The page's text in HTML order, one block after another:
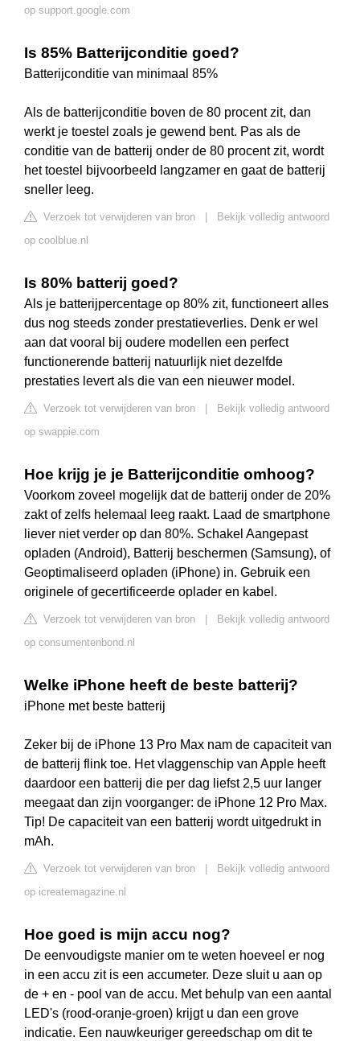
op support.google.com
Is 85% Batterijconditie goed?
Batterijconditie van minimaal 85%
Als de batterijconditie boven de 80 procent zit, dan
werkt je toestel zoals je gewend bent. Pas als de
conditie van de batterij onder de 80 procent zit, wordt
het toestel bijvoorbeeld langzamer en gaat de batterij
sneller leeg.
Verzoek tot verwijderen van bron
Bekijk volledig antwoord
op coolblue.nl
Is 80% batterij goed?
Als je batterijpercentage op 80% zit, functioneert alles
dus nog steeds zonder prestatieverlies. Denk er wel
aan dat vooral bij oudere modellen een perfect
functionerende batterij natuurlijk niet dezelfde
prestaties levert als die van een nieuwer model.
Verzoek tot verwijderen van bron
Bekijk volledig antwoord
op swappie.com
Hoe krijg je je Batterijconditie omhoog?
Voorkom zoveel mogelijk dat de batterij onder de 20%
zakt of zelfs helemaal leeg raakt. Laad de smartphone
liever niet verder op dan 80%. Schakel Aangepast
opladen (Android), Batterij beschermen (Samsung), of
Geoptimaliseerd opladen (iPhone) in. Gebruik een
originele of gecertificeerde oplader en kabel.
Verzoek tot verwijderen van bron
Bekijk volledig antwoord
op consumentenbond.nl
Welke iPhone heeft de beste batterij?
iPhone met beste batterij
Zeker bij de iPhone 13 Pro Max nam de capaciteit van
de batterij flink toe. Het vlaggenschip van Apple heeft
daardoor een batterij die per dag liefst 2,5 uur langer
meegaat dan zijn voorganger: de iPhone 12 Pro Max.
Tip! De capaciteit van een batterij wordt uitgedrukt in
mAh.
Verzoek tot verwijderen van bron
Bekijk volledig antwoord
op icreatemagazine.nl
Hoe goed is mijn accu nog?
De eenvoudigste manier om te weten hoeveel er nog
in een accu zit is een accumeter. Deze sluit u aan op
de + en - pool van de accu. Met behulp van een aantal
LED's (rood-oranje-groen) krijgt u dan een grove
indicatie. Een nauwkeuriger gereedschap om dit te